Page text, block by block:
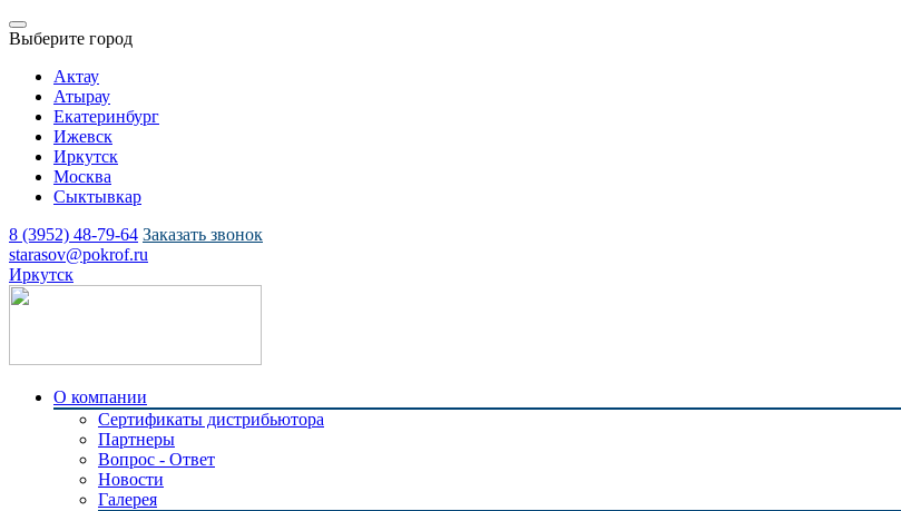
Выберите город
Актау
Атырау
Екатеринбург
Ижевск
Иркутск
Москва
Сыктывкар
8 (3952) 48-79-64 Заказать звонок
starasov@pokrof.ru
Иркутск
О компании
Сертификаты дистрибьютора
Партнеры
Вопрос - Ответ
Новости
Галерея